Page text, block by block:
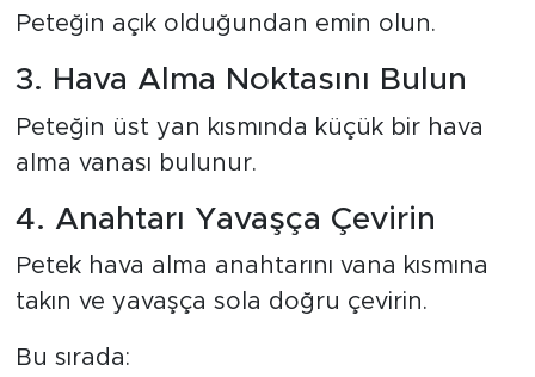
Peteğin açık olduğundan emin olun.
3. Hava Alma Noktasını Bulun
Peteğin üst yan kısmında küçük bir hava
alma vanası bulunur.
4. Anahtarı Yavaşça Çevirin
Petek hava alma anahtarını vana kısmına
takın ve yavaşça sola doğru çevirin.
Bu sırada: